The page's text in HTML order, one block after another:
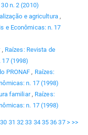
n. 2 (2010)
e agricultura ,
e Econômicas: n. 17
, Raízes: Revista de
17 (1998)
PRONAF, Raízes:
n. 17 (1998)
familiar, Raízes:
n. 17 (1998)
30 31 32 33 34 35 36 37 > >>